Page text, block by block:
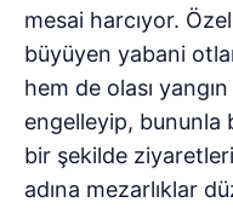
mesai harcıyor.
büyüyen yabani
hem de olası
engelleyip, bununla
bir şekilde
adına mezarlıklar